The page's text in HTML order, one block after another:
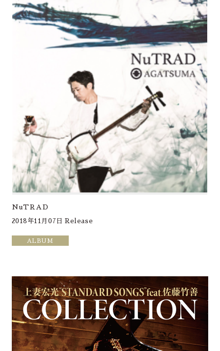
NuTRAD
2018年11月07日 Release
ALBUM